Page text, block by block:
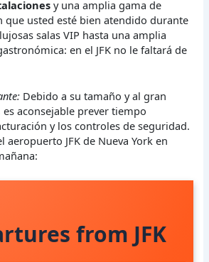
y una amplia gama de
que usted esté bien atendido durante
salas VIP hasta una amplia
en el JFK no le faltará de
Debido a su tamaño y al gran
aconsejable prever tiempo
y los controles de seguridad.
aeropuerto JFK de Nueva York en
from JFK